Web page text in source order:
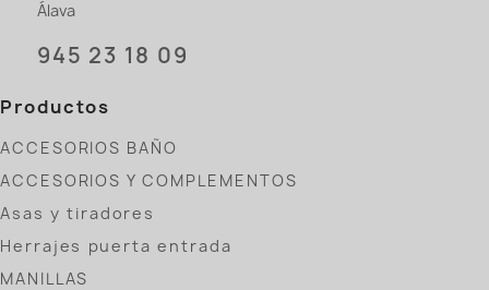
Álava
945 23 18 09
Productos
ACCESORIOS BAÑO
ACCESORIOS Y COMPLEMENTOS
Asas y tiradores
Herrajes puerta entrada
MANILLAS